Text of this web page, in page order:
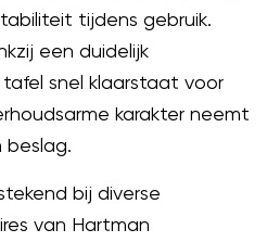
tijdens gebruik.
een duidelijk
snel klaarstaat voor
karakter neemt
beslag.
bij diverse
van Hartman